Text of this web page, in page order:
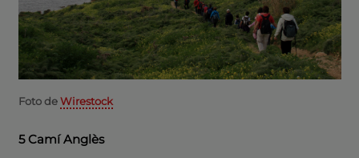
Foto deWirestock
5 Camí Anglès